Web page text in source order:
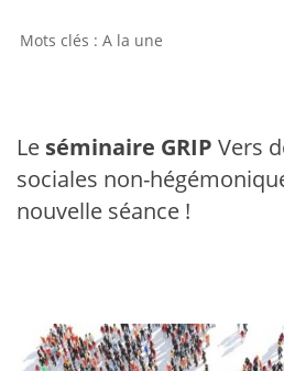
A la une
Le séminaire GRIP Vers
sociales non-
nouvelle séance !